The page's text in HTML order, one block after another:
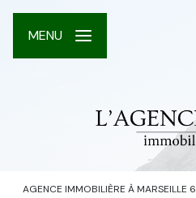
MENU
AGENCE IMMOBILIÈRE À MARSEILLE 6